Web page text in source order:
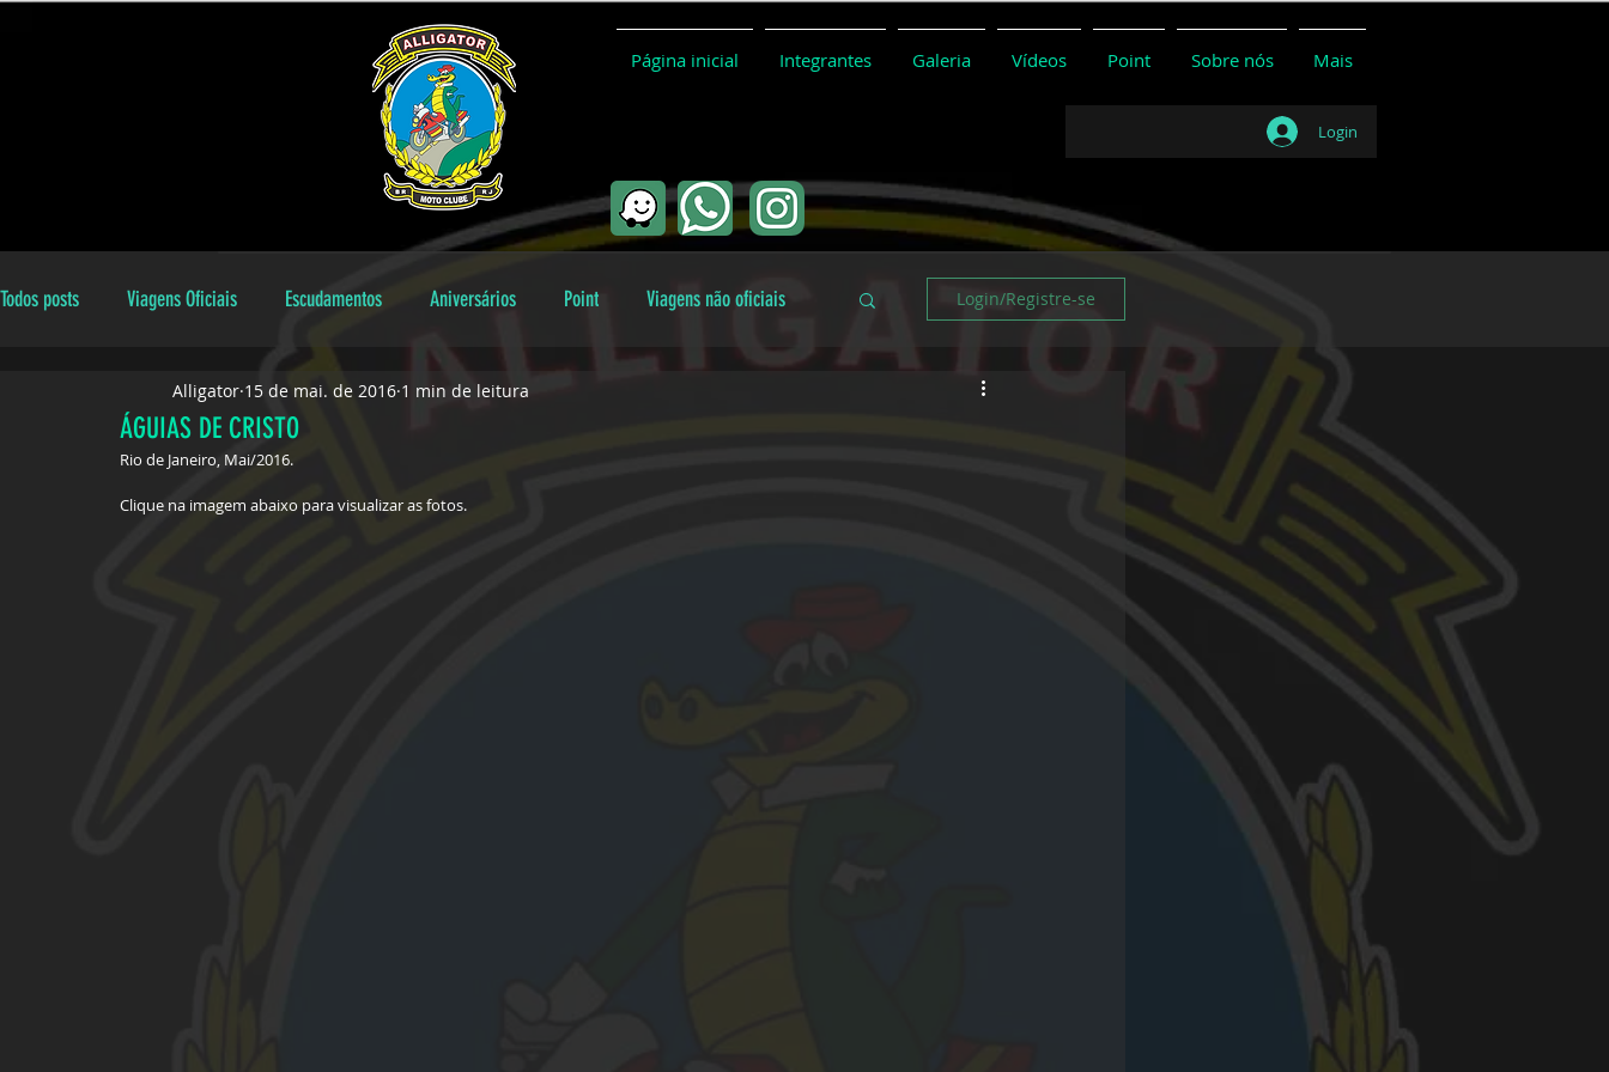
Página inicial Integrantes Galeria Vídeos Point Sobre nós Mais
Login
Todos posts Viagens Oficiais Escudamentos Aniversários Point Viagens não oficiais
Aniversariantes galeria Dicas
Login/Registre-se
ÁGUIAS DE CRISTO
Alligator 15 de mai. de 2016 1 min de leitura
Rio de Janeiro, Mai/2016.
Clique na imagem abaixo para visualizar as fotos.